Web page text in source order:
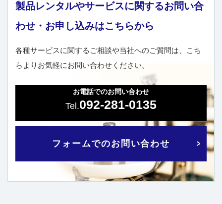
製品レンタルやサービスに関するお問い合
わせ・お申し込みはこちらから
各種サービスに関するご相談や当社へのご質問は、こち
らよりお気軽にお問い合わせください。
お電話でのお問い合わせ
092-281-0135
フォームでのお問い合わせ